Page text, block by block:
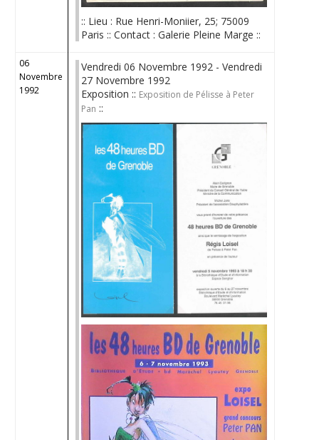
:: Lieu : Rue Henri-Moniier, 25; 75009
Paris :: Contact : Galerie Pleine Marge ::
06
Novembre
1992
Vendredi 06 Novembre 1992 - Vendredi
27 Novembre 1992
Exposition :: Exposition de Pélisse à Peter
Pan ::